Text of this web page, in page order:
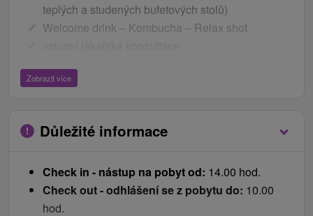
teplých a studených bufetových stolů)
Welcome drink – Kombucha – Relax shot
parní lázeň, 1 x kraniosakrální terapie, 2 x jóga, 1 x
walking v lese se zkušeným fyzi
z Mateje Bela (v době otevíracích hodin recepce)
zdarma fitness
župan v lázeňském domě Goethe
Zobrazit více
Důležité informace
Check in - nástup na pobyt od: 14.00 hod.
Check out - odhlášení se z pobytu do: 10.00
hod.